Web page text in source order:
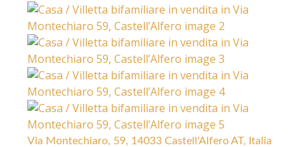
Via Montechiaro, 59, 14033 Castell'Alfero AT, Italia